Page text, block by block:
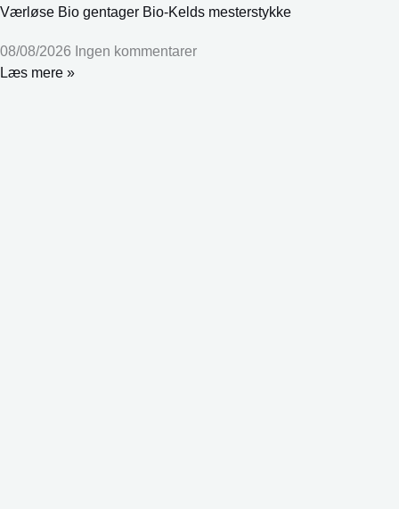
Værløse Bio gentager Bio-Kelds mesterstykke
08/08/2026 Ingen kommentarer
Læs mere »